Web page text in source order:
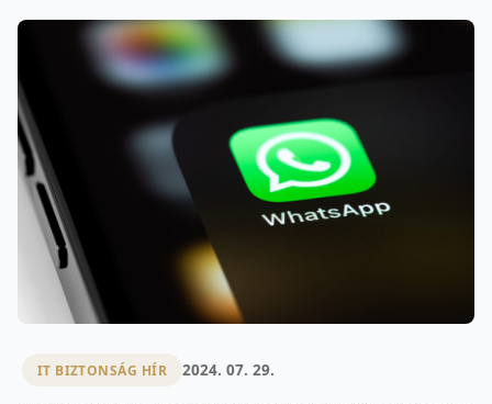
IT BIZTONSÁG HÍR 2024. 07. 29.